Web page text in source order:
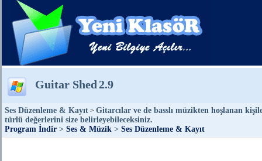
Guitar Shed 2.9
Ses Düzenleme & Kayıt > Gitarcılar ve de basslı müzikten hoşlanan
türlü değerlerini size belirleyebileceksiniz.
Program İndir > Ses & Müzik > Ses Düzenleme & Kayıt